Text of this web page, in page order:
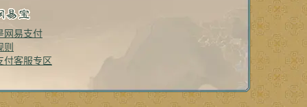
网易支付
则
付客服专区